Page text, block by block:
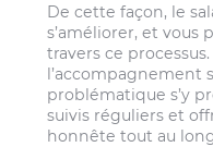
De cette façon, le
s’améliorer, et vous
travers ce
l’accompagnement
problématique s’y
suivis réguliers et
honnête tout au